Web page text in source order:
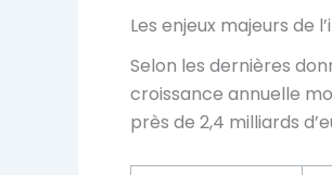
Les enjeux majeurs de
Selon les dernières
croissance annuelle
près de 2,4 milliards